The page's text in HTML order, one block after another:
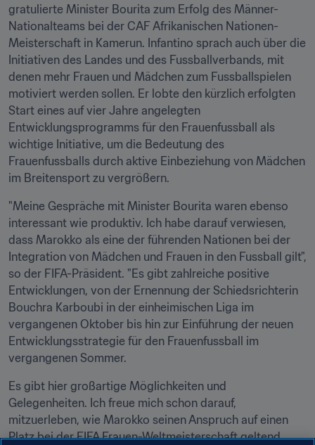
gratulierte Minister Bourita zum Erfolg des Männer-
Nationalteams bei der CAF Afrikanischen Nationen-
Meisterschaft in Kamerun. Infantino sprach auch über die
Initiativen des Landes und des Fussballverbands, mit
denen mehr Frauen und Mädchen zum Fussballspielen
motiviert werden sollen. Er lobte den kürzlich erfolgten
Start eines auf vier Jahre angelegten
Entwicklungsprogramms für den Frauenfussball als
wichtige Initiative, um die Bedeutung des
Frauenfussballs durch aktive Einbeziehung von Mädchen
im Breitensport zu vergrößern.
"Meine Gespräche mit Minister Bourita waren ebenso
interessant wie produktiv. Ich habe darauf verwiesen,
dass Marokko als eine der führenden Nationen bei der
Integration von Mädchen und Frauen in den Fussball gilt",
so der FIFA-Präsident. "Es gibt zahlreiche positive
Entwicklungen, von der Ernennung der Schiedsrichterin
Bouchra Karboubi in der einheimischen Liga im
vergangenen Oktober bis hin zur Einführung der neuen
Entwicklungsstrategie für den Frauenfussball im
vergangenen Sommer.
Es gibt hier großartige Möglichkeiten und
Gelegenheiten. Ich freue mich schon darauf,
mitzuerleben, wie Marokko seinen Anspruch auf einen
Platz bei der FIFA Frauen-Weltmeisterschaft geltend